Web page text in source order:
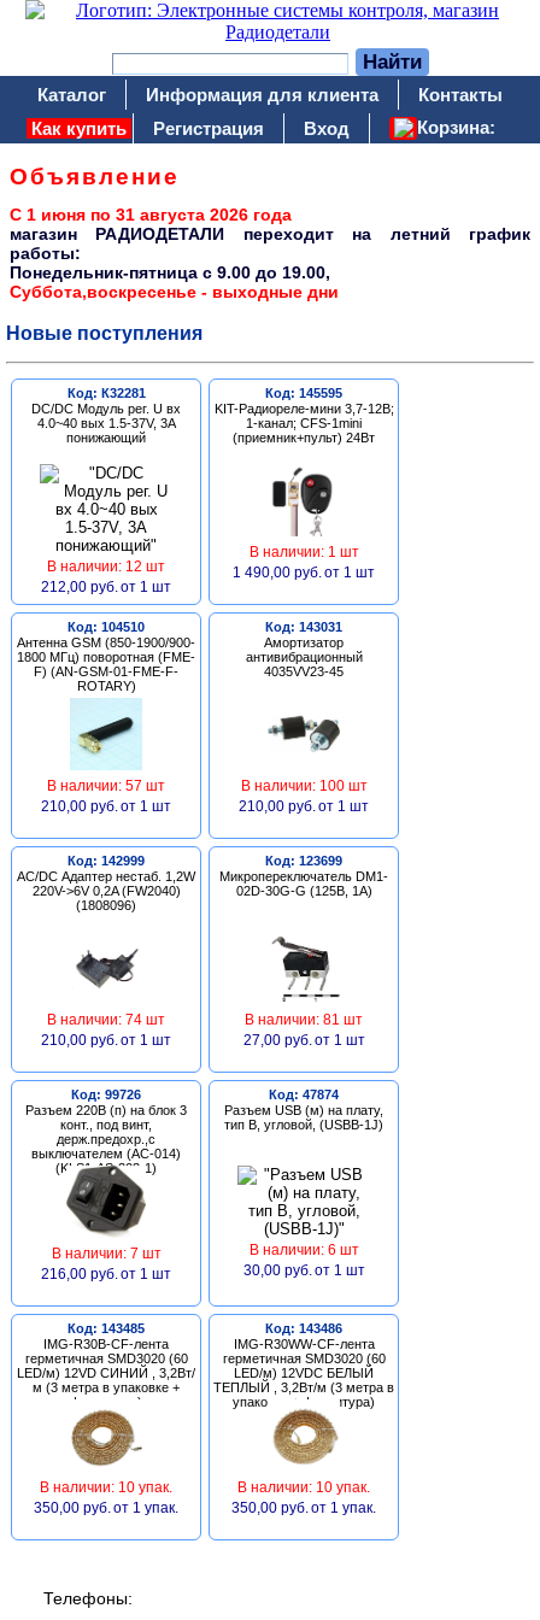
Каталог Информация для клиента
Контакты
Как купить
Регистрация Вход Корзина:
Объявление
С 1 июня по 31 августа 2026 года
магазин РАДИОДЕТАЛИ переходит на летний график
работы:
Понедельник-пятница c 9.00 до 19.00,
Суббота,воскресенье - выходные дни
Новые поступления
Код: К32281
DC/DC Модуль рег. U вх
4.0~40 вых 1.5-37V, 3A
понижающий
В наличии: 12 шт
212,00 руб. от 1 шт
Код: 145595
KIT-Радиореле-мини 3,7-12В;
1-канал; CFS-1mini
(приемник+пульт) 24Вт
В наличии: 1 шт
1 490,00 руб. от 1 шт
Код: 104510
Антенна GSM (850-1900/900-
1800 МГц) поворотная (FME-
F) (AN-GSM-01-FME-F-
ROTARY)
В наличии: 57 шт
210,00 руб. от 1 шт
Код: 143031
Амортизатор
антивибрационный
4035VV23-45
В наличии: 100 шт
210,00 руб. от 1 шт
Код: 142999
AC/DC Адаптер нестаб. 1,2W
220V->6V 0,2A (FW2040)
(1808096)
В наличии: 74 шт
210,00 руб. от 1 шт
Код: 123699
Микропереключатель DM1-
02D-30G-G (125В, 1А)
В наличии: 81 шт
27,00 руб. от 1 шт
Код: 99726
Разъем 220В (п) на блок 3
конт., под винт,
держ.предохр.,с
выключателем (AC-014)
(KLS1-AS-303-1)
В наличии: 7 шт
216,00 руб. от 1 шт
Код: 47874
Разъем USB (м) на плату,
тип В, угловой, (USBB-1J)
В наличии: 6 шт
30,00 руб. от 1 шт
Код: 143485
IMG-R30B-CF-лента
герметичная SMD3020 (60
LED/м) 12VD СИНИЙ , 3,2Вт/
м (3 метра в упаковке +
фурнитура)
В наличии: 10 упак.
350,00 руб. от 1 упак.
Код: 143486
IMG-R30WW-CF-лента
герметичная SMD3020 (60
LED/м) 12VDC БЕЛЫЙ
ТЕПЛЫЙ , 3,2Вт/м (3 метра в
упаковке + фурнитура)
В наличии: 10 упак.
350,00 руб. от 1 упак.
Телефоны: